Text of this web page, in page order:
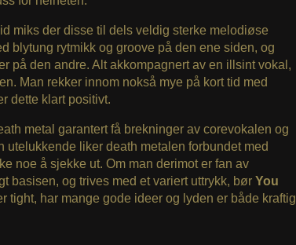
miks der disse til dels veldig sterke melodiøse
blytung rytmikk og groove på den ene siden, og
på den andre. Alt akkompagnert av en illsint vokal,
Man rekker innom nokså mye på kort tid med
dette klart positivt.
metal garantert få brekninger av corevokalen og
utelukkende liker death metalen forbundet med
noe å sjekke ut. Om man derimot er fan av
basisen, og trives med et variert uttrykk, bør You
tight, har mange gode ideer og lyden er både kraftig